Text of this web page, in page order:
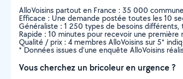
AlloVoisins partout en France : 35 000
Efficace : Une demande postée toutes les 10
Généraliste : 1 250 types de besoins
Rapide : 10 minutes pour recevoir une
Qualité / prix : 4 membres AlloVoisins sur 5*
* Données issues d’une enquête AlloVoisins
Vous cherchez un bricoleur en urgence ?